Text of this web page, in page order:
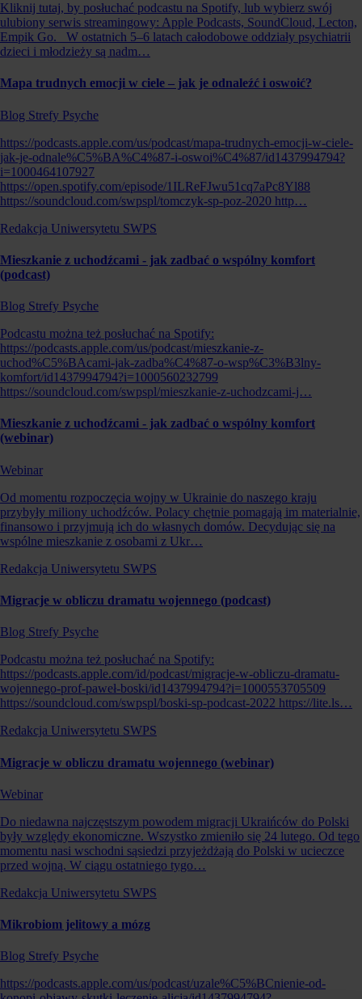
Kliknij tutaj, by posłuchać podcastu na Spotify, lub wybierz swój
ulubiony serwis streamingowy: Apple Podcasts, SoundCloud, Lecton,
Empik Go. W ostatnich 5–6 latach całodobowe oddziały psychiatrii
dzieci i młodzieży są nadm…
Mapa trudnych emocji w ciele – jak je odnaleźć i oswoić?
Blog Strefy Psyche
https://podcasts.apple.com/us/podcast/mapa-trudnych-emocji-w-ciele-
jak-je-odnale%C5%BA%C4%87-i-oswoi%C4%87/id1437994794?
i=1000464107927
https://open.spotify.com/episode/1ILReFJwu51cq7aPc8Yl88
https://soundcloud.com/swpspl/tomczyk-sp-poz-2020 http…
Redakcja Uniwersytetu SWPS
Mieszkanie z uchodźcami - jak zadbać o wspólny komfort
(podcast)
Blog Strefy Psyche
Podcastu można też posłuchać na Spotify:
https://podcasts.apple.com/us/podcast/mieszkanie-z-
uchod%C5%BAcami-jak-zadba%C4%87-o-wsp%C3%B3lny-
komfort/id1437994794?i=1000560232799
https://soundcloud.com/swpspl/mieszkanie-z-uchodzcami-j…
Mieszkanie z uchodźcami - jak zadbać o wspólny komfort
(webinar)
Webinar
Od momentu rozpoczęcia wojny w Ukrainie do naszego kraju
przybyły miliony uchodźców. Polacy chętnie pomagają im materialnie,
finansowo i przyjmują ich do własnych domów. Decydując się na
wspólne mieszkanie z osobami z Ukr…
Redakcja Uniwersytetu SWPS
Migracje w obliczu dramatu wojennego (podcast)
Blog Strefy Psyche
Podcastu można też posłuchać na Spotify:
https://podcasts.apple.com/id/podcast/migracje-w-obliczu-dramatu-
wojennego-prof-paweł-boski/id1437994794?i=1000553705509
https://soundcloud.com/swpspl/boski-sp-podcast-2022 https://lite.ls…
Redakcja Uniwersytetu SWPS
Migracje w obliczu dramatu wojennego (webinar)
Webinar
Do niedawna najczęstszym powodem migracji Ukraińców do Polski
były względy ekonomiczne. Wszystko zmieniło się 24 lutego. Od tego
momentu nasi wschodni sąsiedzi przyjeżdżają do Polski w ucieczce
przed wojną. W ciągu ostatniego tygo…
Redakcja Uniwersytetu SWPS
Mikrobiom jelitowy a mózg
Blog Strefy Psyche
https://podcasts.apple.com/us/podcast/uzale%C5%BCnienie-od-